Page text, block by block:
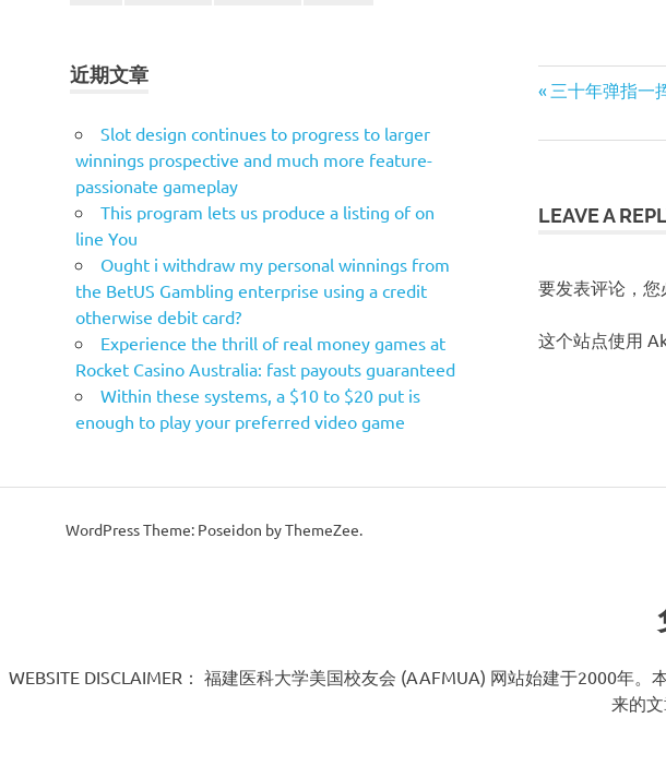
导
Previous
三十年弹指一
LEAVE A
要发表评论，您
这个站点使用
近期文章
Slot design continues to progress to larger
winnings prospective and much more feature-
passionate gameplay
This program lets us produce a listing of on
line You
Ought i withdraw my personal winnings from
the BetUS Gambling enterprise using a credit
otherwise debit card?
Experience the thrill of real money games at
Rocket Casino Australia: fast payouts guaranteed
Within these systems, a $10 to $20 put is
enough to play your preferred video game
WordPress Theme: Poseidon by ThemeZee.
WEBSITE DISCLAIMER： 福建医科大学美国校友会 (AAFMUA) 网站始建于2000年
来的